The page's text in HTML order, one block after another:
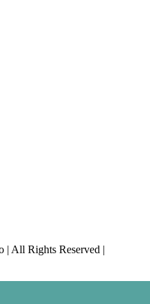
| All Rights Reserved |